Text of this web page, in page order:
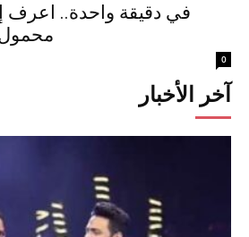
في دقيقة واحدة.. اعرف
0
آخر الأخبار